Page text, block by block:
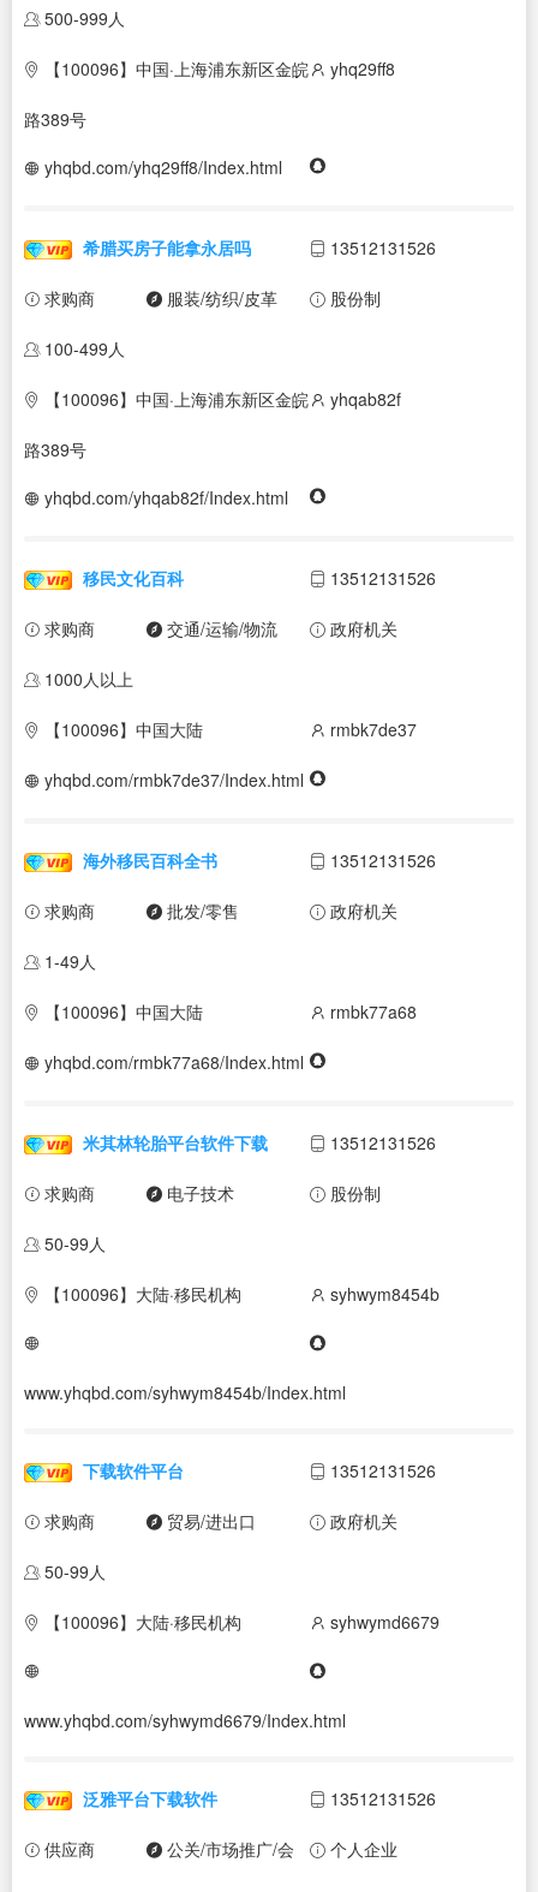
500-999人
【100096】中国·上海浦东新区金皖
路389号
yhq29ff8
yhqbd.com/yhq29ff8/Index.html
希腊买房子能拿永居吗 13512131526
求购商 服装/纺织/皮革 股份制
100-499人
【100096】中国·上海浦东新区金皖
路389号
yhqab82f
yhqbd.com/yhqab82f/Index.html
移民文化百科 13512131526
求购商 交通/运输/物流 政府机关
1000人以上
【100096】中国大陆 rmbk7de37
yhqbd.com/rmbk7de37/Index.html
海外移民百科全书 13512131526
求购商 批发/零售 政府机关
1-49人
【100096】中国大陆 rmbk77a68
yhqbd.com/rmbk77a68/Index.html
米其林轮胎平台软件下载 13512131526
求购商 电子技术 股份制
50-99人
【100096】大陆·移民机构 syhwym8454b
www.yhqbd.com/syhwym8454b/Index.html
下载软件平台 13512131526
求购商 贸易/进出口 政府机关
50-99人
【100096】大陆·移民机构 syhwymd6679
www.yhqbd.com/syhwymd6679/Index.html
泛雅平台下载软件 13512131526
供应商 公关/市场推广/会 个人企业